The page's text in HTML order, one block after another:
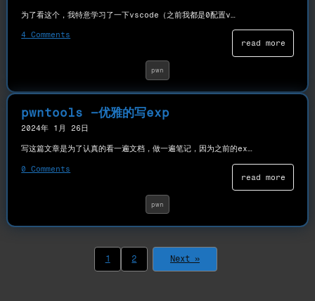
为了看这个，我特意学习了一下vscode（之前我都是0配置v…
4 Comments
read more
pwn
pwntools –优雅的写exp
2024年 1月 26日
写这篇文章是为了认真的看一遍文档，做一遍笔记，因为之前的ex…
0 Comments
read more
pwn
1 2 Next »